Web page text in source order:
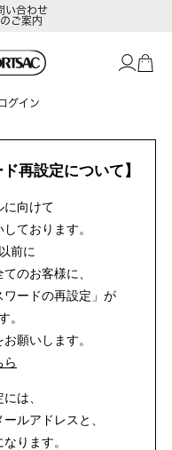
い合わせ
ご案内
グイン
再設定について】
に向けて
ております。
前に
のお客様に、
ワードの再設定」が
。
願いします。
ら
は、
ルアドレスと、
ります。